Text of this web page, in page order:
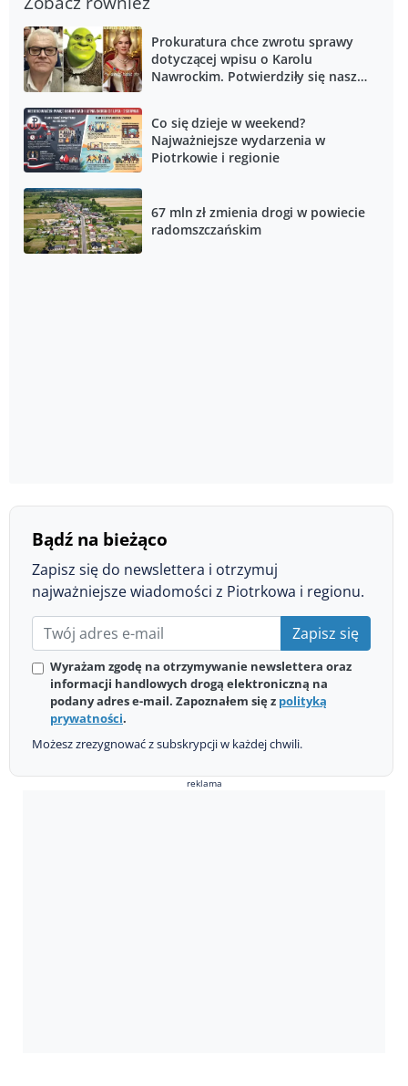
Prokuratura chce zwrotu sprawy
dotyczącej wpisu o Karolu
Nawrockim. Potwierdziły się nasze
Co się dzieje w weekend?
Najważniejsze wydarzenia w
Piotrkowie i regionie
67 mln zł zmienia drogi w powiecie
radomszczańskim
Bądź na bieżąco
Zapisz się do newslettera i otrzymuj
najważniejsze wiadomości z Piotrkowa i regionu.
Zapisz się
Wyrażam zgodę na otrzymywanie newslettera oraz
informacji handlowych drogą elektroniczną na
podany adres e-mail. Zapoznałem się z polityką
prywatności.
Możesz zrezygnować z subskrypcji w każdej chwili.
reklama